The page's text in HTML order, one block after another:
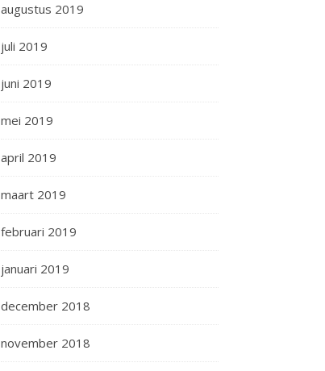
augustus 2019
juli 2019
juni 2019
mei 2019
april 2019
maart 2019
februari 2019
januari 2019
december 2018
november 2018